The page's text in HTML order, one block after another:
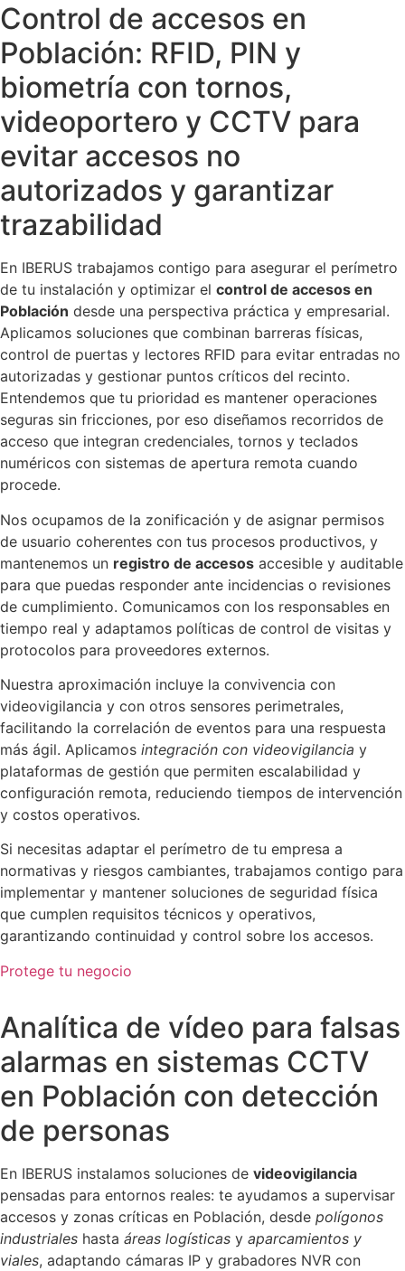
Control de accesos en
Población: RFID, PIN y
biometría con tornos,
videoportero y CCTV para
evitar accesos no
autorizados y garantizar
trazabilidad
En IBERUS trabajamos contigo para asegurar el perímetro
de tu instalación y optimizar el control de accesos en
Población desde una perspectiva práctica y empresarial.
Aplicamos soluciones que combinan barreras físicas,
control de puertas y lectores RFID para evitar entradas no
autorizadas y gestionar puntos críticos del recinto.
Entendemos que tu prioridad es mantener operaciones
seguras sin fricciones, por eso diseñamos recorridos de
acceso que integran credenciales, tornos y teclados
numéricos con sistemas de apertura remota cuando
procede.
Nos ocupamos de la zonificación y de asignar permisos
de usuario coherentes con tus procesos productivos, y
mantenemos un registro de accesos accesible y auditable
para que puedas responder ante incidencias o revisiones
de cumplimiento. Comunicamos con los responsables en
tiempo real y adaptamos políticas de control de visitas y
protocolos para proveedores externos.
Nuestra aproximación incluye la convivencia con
videovigilancia y con otros sensores perimetrales,
facilitando la correlación de eventos para una respuesta
más ágil. Aplicamos integración con videovigilancia y
plataformas de gestión que permiten escalabilidad y
configuración remota, reduciendo tiempos de intervención
y costos operativos.
Si necesitas adaptar el perímetro de tu empresa a
normativas y riesgos cambiantes, trabajamos contigo para
implementar y mantener soluciones de seguridad física
que cumplen requisitos técnicos y operativos,
garantizando continuidad y control sobre los accesos.
Protege tu negocio
Analítica de vídeo para falsas
alarmas en sistemas CCTV
en Población con detección
de personas
En IBERUS instalamos soluciones de videovigilancia
pensadas para entornos reales: te ayudamos a supervisar
accesos y zonas críticas en Población, desde polígonos
industriales hasta áreas logísticas y aparcamientos y
viales, adaptando cámaras IP y grabadores NVR con